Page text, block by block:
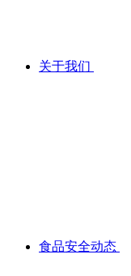
关于我们
食品安全动态